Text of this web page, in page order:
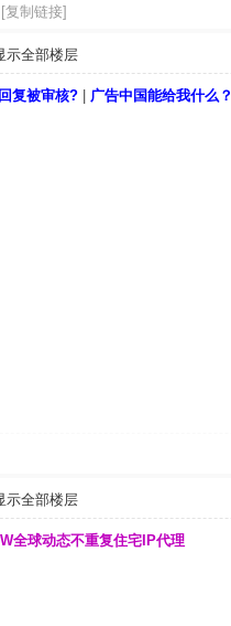
[复制链接]
示全部楼层
复被审核? 广告中国能给我什么？
示全部楼层
全球动态不重复住宅IP代理